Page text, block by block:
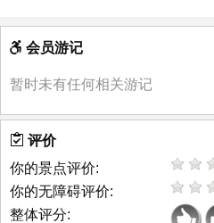
会员游记
暂时未有任何相关游记
评价
你的景点评价:
你的无障碍评价:
整体评分: